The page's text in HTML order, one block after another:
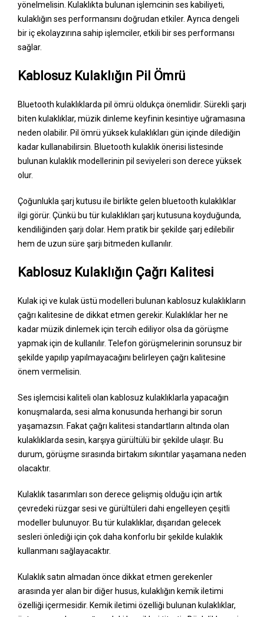
yönelmelisin. Kulaklıkta bulunan işlemcinin ses kabiliyeti,
kulaklığın ses performansını doğrudan etkiler. Ayrıca dengeli
bir iç ekolayzırına sahip işlemciler, etkili bir ses performansı
sağlar.
Kablosuz Kulaklığın Pil Ömrü
Bluetooth kulaklıklarda pil ömrü oldukça önemlidir. Sürekli şarjı
biten kulaklıklar, müzik dinleme keyfinin kesintiye uğramasına
neden olabilir. Pil ömrü yüksek kulaklıkları gün içinde dilediğin
kadar kullanabilirsin. Bluetooth kulaklık önerisi listesinde
bulunan kulaklık modellerinin pil seviyeleri son derece yüksek
olur.
Çoğunlukla şarj kutusu ile birlikte gelen bluetooth kulaklıklar
ilgi görür. Çünkü bu tür kulaklıkları şarj kutusuna koyduğunda,
kendiliğinden şarjı dolar. Hem pratik bir şekilde şarj edilebilir
hem de uzun süre şarjı bitmeden kullanılır.
Kablosuz Kulaklığın Çağrı Kalitesi
Kulak içi ve kulak üstü modelleri bulunan kablosuz kulaklıkların
çağrı kalitesine de dikkat etmen gerekir. Kulaklıklar her ne
kadar müzik dinlemek için tercih ediliyor olsa da görüşme
yapmak için de kullanılır. Telefon görüşmelerinin sorunsuz bir
şekilde yapılıp yapılmayacağını belirleyen çağrı kalitesine
önem vermelisin.
Ses işlemcisi kaliteli olan kablosuz kulaklıklarla yapacağın
konuşmalarda, sesi alma konusunda herhangi bir sorun
yaşamazsın. Fakat çağrı kalitesi standartların altında olan
kulaklıklarda sesin, karşıya gürültülü bir şekilde ulaşır. Bu
durum, görüşme sırasında birtakım sıkıntılar yaşamana neden
olacaktır.
Kulaklık tasarımları son derece gelişmiş olduğu için artık
çevredeki rüzgar sesi ve gürültüleri dahi engelleyen çeşitli
modeller bulunuyor. Bu tür kulaklıklar, dışarıdan gelecek
sesleri önlediği için çok daha konforlu bir şekilde kulaklık
kullanmanı sağlayacaktır.
Kulaklık satın almadan önce dikkat etmen gerekenler
arasında yer alan bir diğer husus, kulaklığın kemik iletimi
özelliği içermesidir. Kemik iletimi özelliği bulunan kulaklıklar,